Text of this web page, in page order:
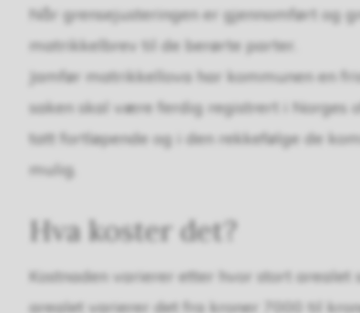
Når grensejusteringen er gjennomført og
matrikkelbrev til de berørte parter.
Jamfør matrikkellova har kommunen en
saken skal være ferdig registrert i Norges
tatt fortløpende og i den rekkefølge de
mulig.
Hva koster det?
Kostnaden varierer etter hvor stort arealet
arealet varierer det fra kroner 7000 til